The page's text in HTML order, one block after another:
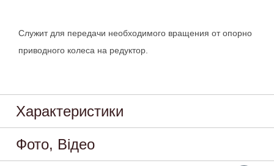
Служит для передачи необходимого вращения от опорно
приводного колеса на редуктор.
Характеристики
Фото, Відео